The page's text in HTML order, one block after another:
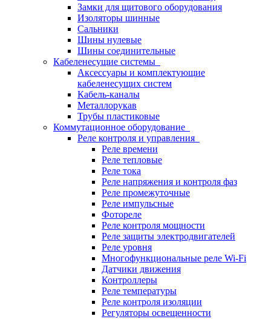
Замки для щитового оборудования
Изоляторы шинные
Сальники
Шины нулевые
Шины соединительные
Кабеленесущие системы
Аксессуары и комплектующие
кабеленесущих систем
Кабель-каналы
Металлорукав
Трубы пластиковые
Коммутационное оборудование
Реле контроля и управления
Реле времени
Реле тепловые
Реле тока
Реле напряжения и контроля фаз
Реле промежуточные
Реле импульсные
Фотореле
Реле контроля мощности
Реле защиты электродвигателей
Реле уровня
Многофункциональные реле Wi-Fi
Датчики движения
Контроллеры
Реле температуры
Реле контроля изоляции
Регуляторы освещенности